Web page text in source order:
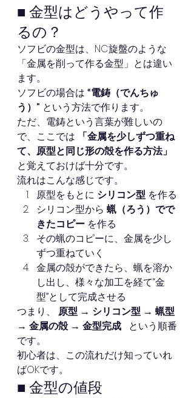
■ 金型はどうやって作
るの？
ソフビの金型は、NC旋盤のような
「金属を削って作る金型」とは違い
ます。
ソフビの場合は “電鋳（でんちゅ
う）” という方法で作ります。
ただ、電鋳という言葉が難しいの
で、ここでは
「金属を少しずつ重ね
て、原型と同じ形の殻を作る方法」
と覚えておけば十分です。
流れはこんな感じです。
原型をもとに シリコン型 を作る
シリコン型から 蝋（ろう）でで
きたコピー を作る
その蝋のコピーに、金属を少し
ずつ重ねていく
金属の殻ができたら、蝋を溶か
し出し、様々な加工を経て“金
型”として完成させる
つまり、 原型 → シリコン型 → 蝋型
→ 金属の殻 → 金型完成 という順番
です。
初心者は、この流れだけ知っていれ
ばOKです。
■ 金型の値段